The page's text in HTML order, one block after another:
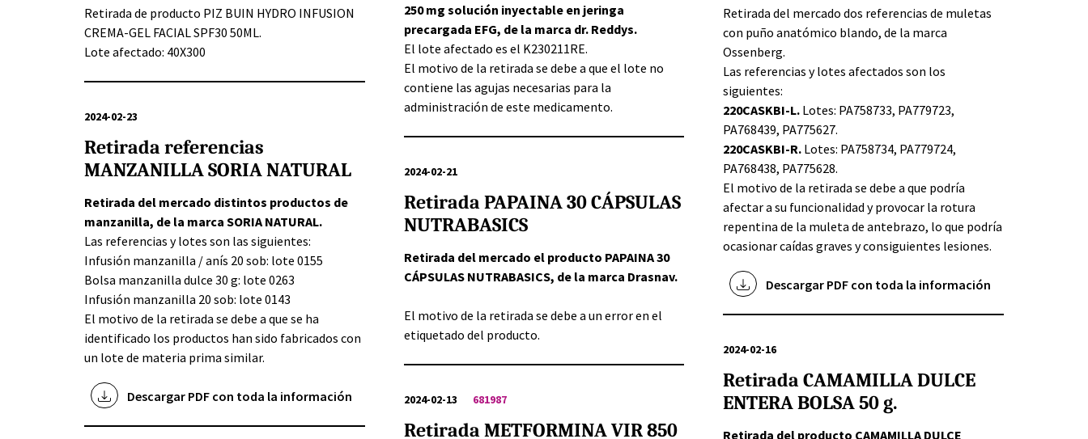
Retirada de producto PIZ BUIN HYDRO INFUSION
CREMA-GEL FACIAL SPF30 50ML.
Lote afectado: 40X300
250 mg solución inyectable en jeringa
precargada EFG, de la marca dr. Reddys.
El lote afectado es el K230211RE.
El motivo de la retirada se debe a que el lote no
contiene las agujas necesarias para la
administración de este medicamento.
Retirada del mercado dos referencias de muletas
con puño anatómico blando, de la marca
Ossenberg.
Las referencias y lotes afectados son los
siguientes:
220CASKBI-L. Lotes: PA758733, PA779723,
PA768439, PA775627.
220CASKBI-R. Lotes: PA758734, PA779724,
PA768438, PA775628.
El motivo de la retirada se debe a que podría
afectar a su funcionalidad y provocar la rotura
repentina de la muleta de antebrazo, lo que podría
ocasionar caídas graves y consiguientes lesiones.
Descargar PDF con toda la información
2024-02-23
Retirada referencias
MANZANILLA SORIA NATURAL
Retirada del mercado distintos productos de
manzanilla, de la marca SORIA NATURAL.
Las referencias y lotes son las siguientes:
Infusión manzanilla / anís 20 sob: lote 0155
Bolsa manzanilla dulce 30 g: lote 0263
Infusión manzanilla 20 sob: lote 0143
El motivo de la retirada se debe a que se ha
identificado los productos han sido fabricados con
un lote de materia prima similar.
Descargar PDF con toda la información
2024-02-21
Retirada PAPAINA 30 CÁPSULAS
NUTRABASICS
Retirada del mercado el producto PAPAINA 30
CÁPSULAS NUTRABASICS, de la marca Drasnav.
El motivo de la retirada se debe a un error en el
etiquetado del producto.
2024-02-16
Retirada CAMAMILLA DULCE
ENTERA BOLSA 50 g.
Retirada del producto CAMAMILLA DULCE
2024-02-13 681987
Retirada METFORMINA VIR 850